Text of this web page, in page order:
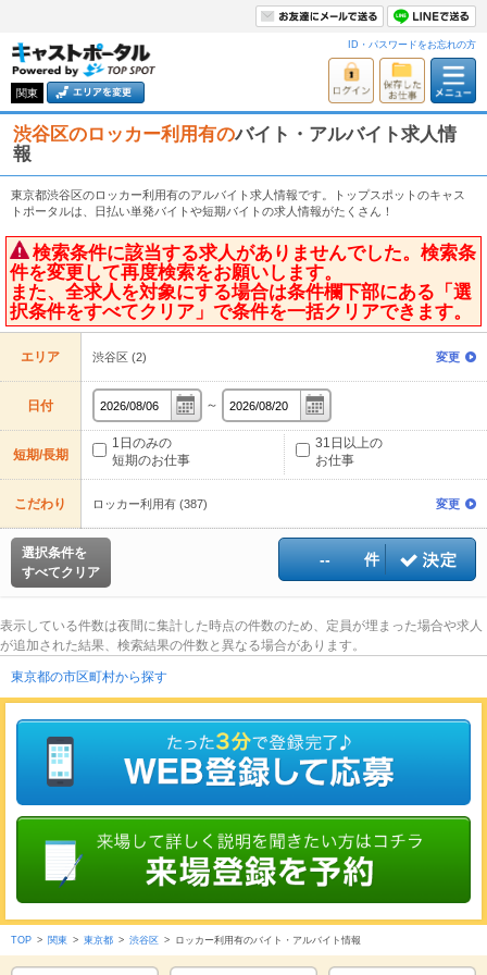
関東
ID・パスワードをお忘れの方
渋谷区のロッカー利用有のバイト・アルバイト求人情
報
東京都渋谷区のロッカー利用有のアルバイト求人情報です。トップスポットのキャス
トポータルは、日払い単発バイトや短期バイトの求人情報がたくさん！
検索条件に該当する求人がありませんでした。検索条
件を変更して再度検索をお願いします。
また、全求人を対象にする場合は条件欄下部にある「選
択条件をすべてクリア」で条件を一括クリアできます。
エリア 渋谷区 (2) 変更
日付 ～
短期/長期
1日のみの
短期のお仕事
31日以上の
お仕事
こだわり ロッカー利用有 (387) 変更
選択条件を
すべてクリア
-- 件
表示している件数は夜間に集計した時点の件数のため、定員が埋まった場合や求人
が追加された結果、検索結果の件数と異なる場合があります。
東京都の市区町村から探す
TOP > 関東 > 東京都 > 渋谷区 > ロッカー利用有のバイト・アルバイト情報